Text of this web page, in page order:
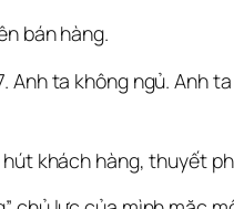
bán hàng.
Anh ta không ngủ. Anh
khách hàng, thuyết